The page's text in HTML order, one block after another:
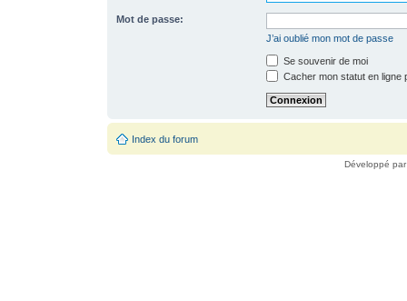
Mot de passe:
J’ai oublié mon mot de passe
Se souvenir de moi
Cacher mon statut en ligne
Index du forum
Développé